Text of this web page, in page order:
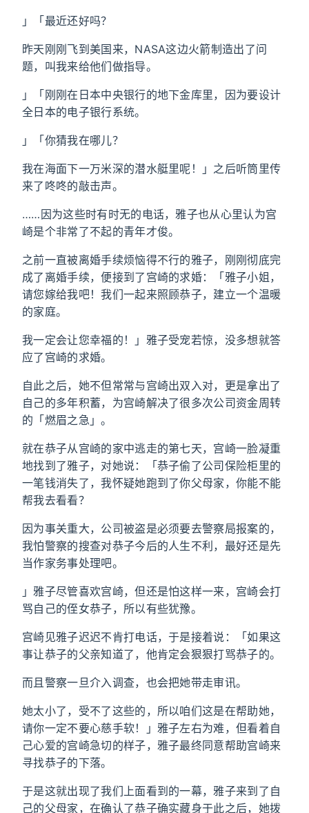
」「最近还好吗？
昨天刚刚飞到美国来，NASA这边火箭制造出了问
题，叫我来给他们做指导。
」「刚刚在日本中央银行的地下金库里，因为要设计
全日本的电子银行系统。
」「你猜我在哪儿？
我在海面下一万米深的潜水艇里呢！」之后听筒里传
来了咚咚的敲击声。
……因为这些时有时无的电话，雅子也从心里认为宫
崎是个非常了不起的青年才俊。
之前一直被离婚手续烦恼得不行的雅子，刚刚彻底完
成了离婚手续，便接到了宫崎的求婚：「雅子小姐，
请您嫁给我吧！我们一起来照顾恭子，建立一个温暖
的家庭。
我一定会让您幸福的！」雅子受宠若惊，没多想就答
应了宫崎的求婚。
自此之后，她不但常常与宫崎出双入对，更是拿出了
自己的多年积蓄，为宫崎解决了很多次公司资金周转
的「燃眉之急」。
就在恭子从宫崎的家中逃走的第七天，宫崎一脸凝重
地找到了雅子，对她说：「恭子偷了公司保险柜里的
一笔钱消失了，我怀疑她跑到了你父母家，你能不能
帮我去看看？
因为事关重大，公司被盗是必须要去警察局报案的，
我怕警察的搜查对恭子今后的人生不利，最好还是先
当作家务事处理吧。
」雅子尽管喜欢宫崎，但还是怕这样一来，宫崎会打
骂自己的侄女恭子，所以有些犹豫。
宫崎见雅子迟迟不肯打电话，于是接着说：「如果这
事让恭子的父亲知道了，他肯定会狠狠打骂恭子的。
而且警察一旦介入调查，也会把她带走审讯。
她太小了，受不了这些的，所以咱们这是在帮助她，
请你一定不要心慈手软！」雅子左右为难，但看着自
己心爱的宫崎急切的样子，雅子最终同意帮助宫崎来
寻找恭子的下落。
于是这就出现了我们上面看到的一幕，雅子来到了自
己的父母家，在确认了恭子确实藏身于此之后，她拨